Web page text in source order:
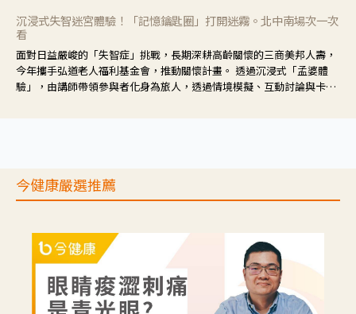
沉浸式失智迷宮體驗！「記憶鑰匙圈」打開迷霧。北中南場次一次
看
面對日益嚴峻的「失智症」挑戰，長期深耕高齡關懷的三商美邦人壽，
今年攜手弘道老人福利基金會，推動關懷計畫。 透過沉浸式「孟婆體
驗」，由講師帶領參與者化身為旅人，透過情境模擬、互動討論與卡牌
今健康嚴選推薦